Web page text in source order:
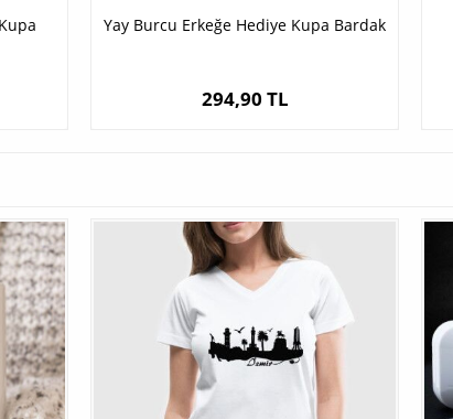
Yay Burcu Erkeğe Hediye Kupa Bardak
294,90 TL